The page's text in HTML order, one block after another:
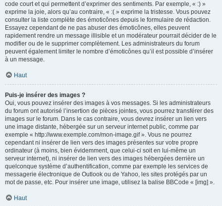
code court et qui permettent d’exprimer des sentiments. Par exemple, « :) »
exprime la joie, alors qu’au contraire, « :( » exprime la tristesse. Vous pouvez
consulter la liste complète des émoticônes depuis le formulaire de rédaction.
Essayez cependant de ne pas abuser des émoticônes, elles peuvent
rapidement rendre un message illisible et un modérateur pourrait décider de le
modifier ou de le supprimer complètement. Les administrateurs du forum
peuvent également limiter le nombre d’émoticônes qu’il est possible d’insérer
à un message.
Haut
Puis-je insérer des images ?
Oui, vous pouvez insérer des images à vos messages. Si les administrateurs
du forum ont autorisé l’insertion de pièces jointes, vous pourrez transférer des
images sur le forum. Dans le cas contraire, vous devrez insérer un lien vers
une image distante, hébergée sur un serveur internet public, comme par
exemple « http://www.exemple.com/mon-image.gif ». Vous ne pourrez
cependant ni insérer de lien vers des images présentes sur votre propre
ordinateur (à moins, bien évidemment, que celui-ci soit en lui-même un
serveur internet), ni insérer de lien vers des images hébergées derrière un
quelconque système d’authentification, comme par exemple les services de
messagerie électronique de Outlook ou de Yahoo, les sites protégés par un
mot de passe, etc. Pour insérer une image, utilisez la balise BBCode « [img] ».
Haut